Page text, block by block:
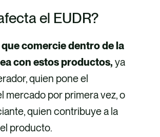
el EUDR?
comercie dentro de la
con estos productos, ya
quien pone el
mercado por primera vez, o
quien contribuye a la
producto.